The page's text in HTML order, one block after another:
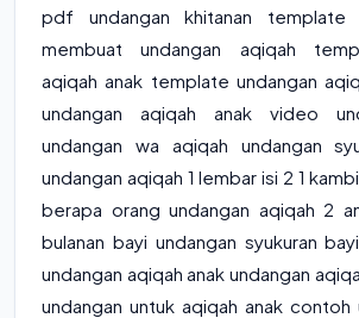
pdf undangan khitanan template
membuat undangan aqiqah
aqiqah anak template undangan
undangan aqiqah anak video
undangan wa aqiqah undangan
undangan aqiqah 1 lembar isi 2 1
berapa orang undangan aqiqah 2
bulanan bayi undangan syukuran
undangan aqiqah anak undangan
undangan untuk aqiqah anak contoh